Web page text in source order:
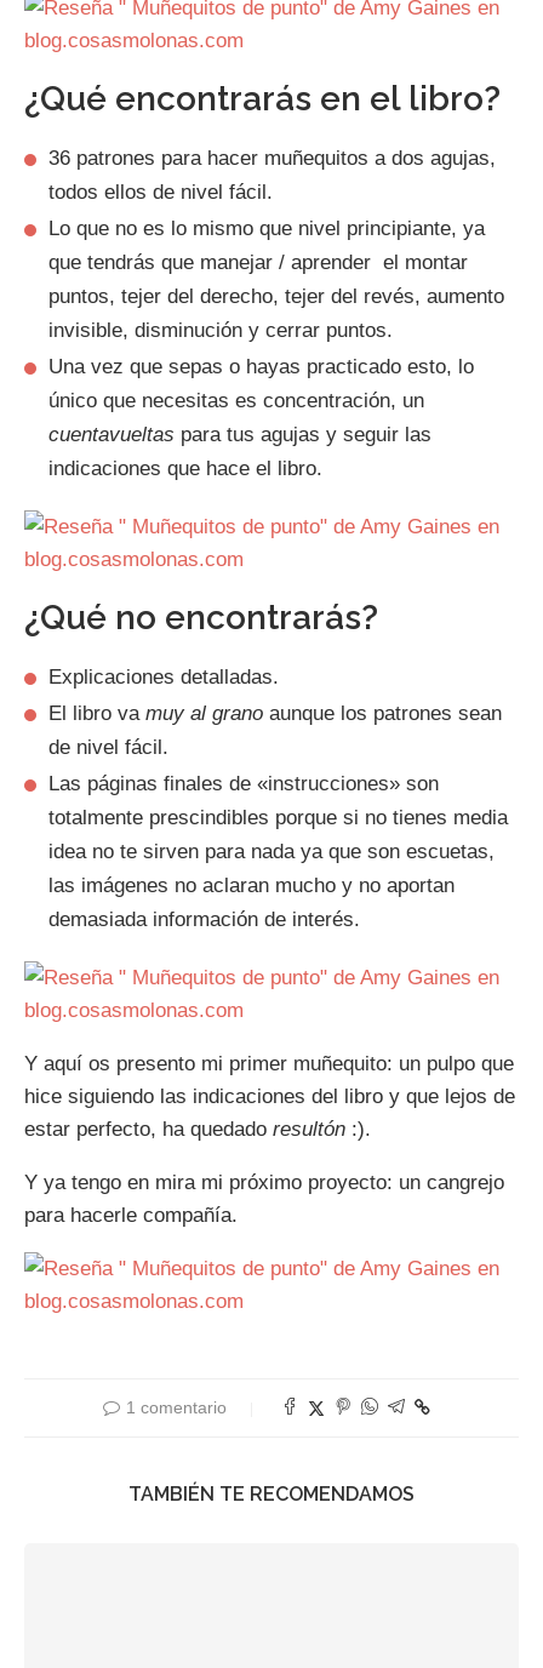
¿Qué encontrarás en el libro?
36 patrones para hacer muñequitos a dos agujas,
todos ellos de nivel fácil.
Lo que no es lo mismo que nivel principiante, ya
que tendrás que manejar / aprender el montar
puntos, tejer del derecho, tejer del revés, aumento
invisible, disminución y cerrar puntos.
Una vez que sepas o hayas practicado esto, lo
único que necesitas es concentración, un
cuentavueltas para tus agujas y seguir las
indicaciones que hace el libro.
¿Qué no encontrarás?
Explicaciones detalladas.
El libro va muy al grano aunque los patrones sean
de nivel fácil.
Las páginas finales de «instrucciones» son
totalmente prescindibles porque si no tienes media
idea no te sirven para nada ya que son escuetas,
las imágenes no aclaran mucho y no aportan
demasiada información de interés.
Y aquí os presento mi primer muñequito: un pulpo que
hice siguiendo las indicaciones del libro y que lejos de
estar perfecto, ha quedado resultón :).
Y ya tengo en mira mi próximo proyecto: un cangrejo
para hacerle compañía.
1 comentario
TAMBIÉN TE RECOMENDAMOS